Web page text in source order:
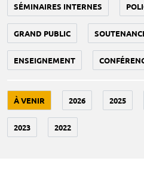
SÉMINAIRES INTERNES
GRAND PUBLIC
ENSEIGNEMENT
À VENIR 2026 2025
2023 2022